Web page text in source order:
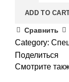
ADD TO
Сравнить
Category:
Поделиться
Смотрите